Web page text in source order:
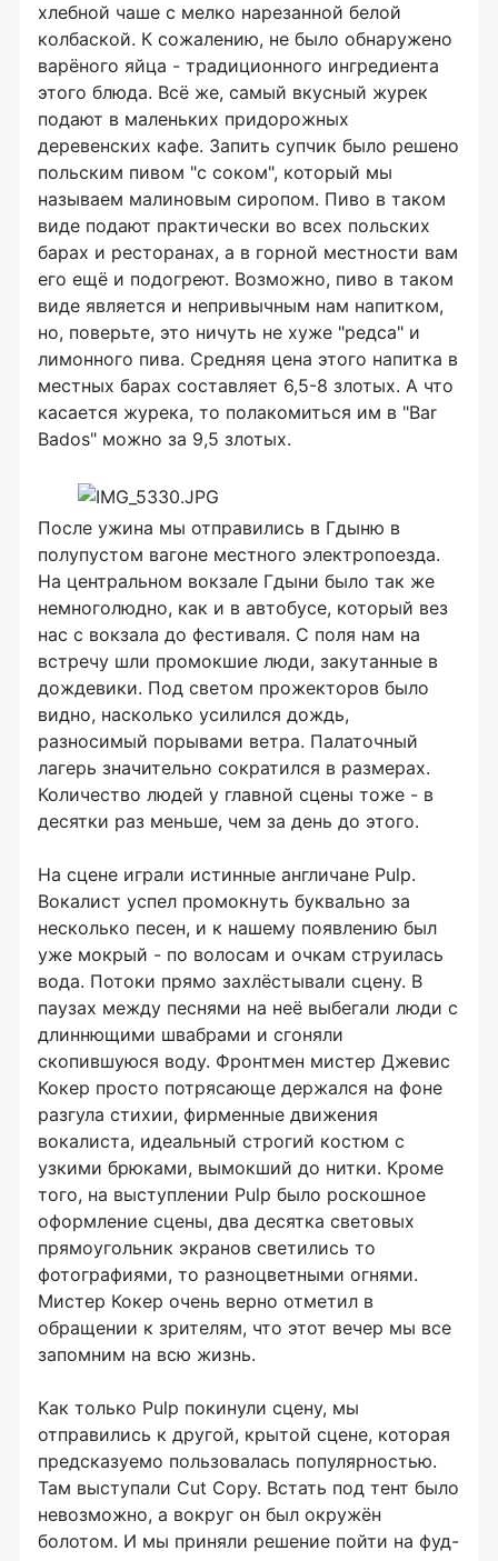
хлебной чаше с мелко нарезанной белой
колбаской. К сожалению, не было обнаружено
варёного яйца - традиционного ингредиента
этого блюда. Всё же, самый вкусный журек
подают в маленьких придорожных
деревенских кафе. Запить супчик было решено
польским пивом "с соком", который мы
называем малиновым сиропом. Пиво в таком
виде подают практически во всех польских
барах и ресторанах, а в горной местности вам
его ещё и подогреют. Возможно, пиво в таком
виде является и непривычным нам напитком,
но, поверьте, это ничуть не хуже "редса" и
лимонного пива. Средняя цена этого напитка в
местных барах составляет 6,5-8 злотых. А что
касается журека, то полакомиться им в "Bar
Bados" можно за 9,5 злотых.
После ужина мы отправились в Гдыню в
полупустом вагоне местного электропоезда.
На центральном вокзале Гдыни было так же
немноголюдно, как и в автобусе, который вез
нас с вокзала до фестиваля. С поля нам на
встречу шли промокшие люди, закутанные в
дождевики. Под светом прожекторов было
видно, насколько усилился дождь,
разносимый порывами ветра. Палаточный
лагерь значительно сократился в размерах.
Количество людей у главной сцены тоже - в
десятки раз меньше, чем за день до этого.
На сцене играли истинные англичане Pulp.
Вокалист успел промокнуть буквально за
несколько песен, и к нашему появлению был
уже мокрый - по волосам и очкам струилась
вода. Потоки прямо захлёстывали сцену. В
паузах между песнями на неё выбегали люди с
длиннющими швабрами и сгоняли
скопившуюся воду. Фронтмен мистер Джевис
Кокер просто потрясающе держался на фоне
разгула стихии, фирменные движения
вокалиста, идеальный строгий костюм с
узкими брюками, вымокший до нитки. Кроме
того, на выступлении Pulp было роскошное
оформление сцены, два десятка световых
прямоугольник экранов светились то
фотографиями, то разноцветными огнями.
Мистер Кокер очень верно отметил в
обращении к зрителям, что этот вечер мы все
запомним на всю жизнь.
Как только Pulp покинули сцену, мы
отправились к другой, крытой сцене, которая
предсказуемо пользовалась популярностью.
Там выступали Cut Copy. Встать под тент было
невозможно, а вокруг он был окружён
болотом. И мы приняли решение пойти на фуд-